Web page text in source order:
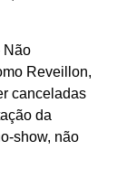
Não
Reveillon,
canceladas
da
show, não